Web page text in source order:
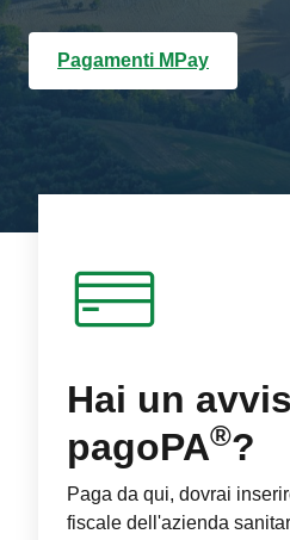
Pagamenti MPay
Hai un
pagoPA®?
Paga da qui, dovrai
fiscale dell'azienda